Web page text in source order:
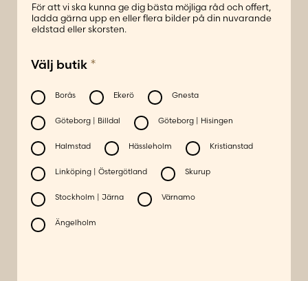
För att vi ska kunna ge dig bästa möjliga råd och offert,
ladda gärna upp en eller flera bilder på din nuvarande
eldstad eller skorsten.
h
r
b
u
t
i
k
Välj butik *
Borås Ekerö Gnesta
Göteborg | Billdal Göteborg | Hisingen
Halmstad Hässleholm Kristianstad
Linköping | Östergötland Skurup
Stockholm | Järna Värnamo
Ängelholm